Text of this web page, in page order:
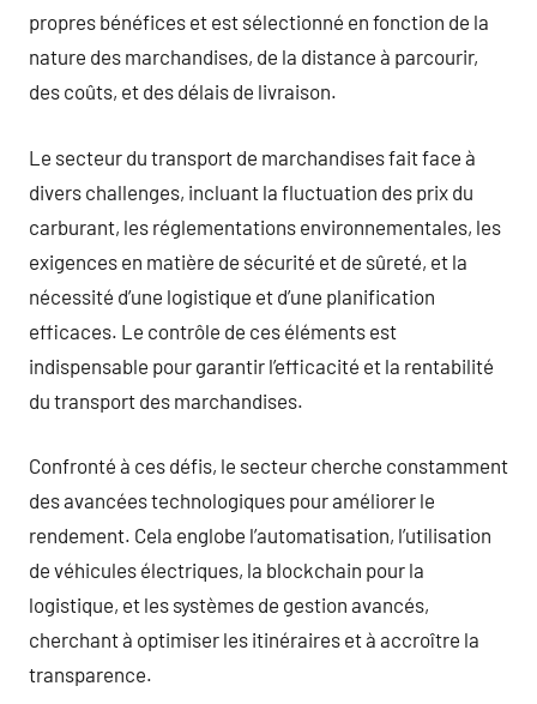
propres bénéfices et est sélectionné en fonction de la
nature des marchandises, de la distance à parcourir,
des coûts, et des délais de livraison.
Le secteur du transport de marchandises fait face à
divers challenges, incluant la fluctuation des prix du
carburant, les réglementations environnementales, les
exigences en matière de sécurité et de sûreté, et la
nécessité d’une logistique et d’une planification
efficaces. Le contrôle de ces éléments est
indispensable pour garantir l’efficacité et la rentabilité
du transport des marchandises.
Confronté à ces défis, le secteur cherche constamment
des avancées technologiques pour améliorer le
rendement. Cela englobe l’automatisation, l’utilisation
de véhicules électriques, la blockchain pour la
logistique, et les systèmes de gestion avancés,
cherchant à optimiser les itinéraires et à accroître la
transparence.